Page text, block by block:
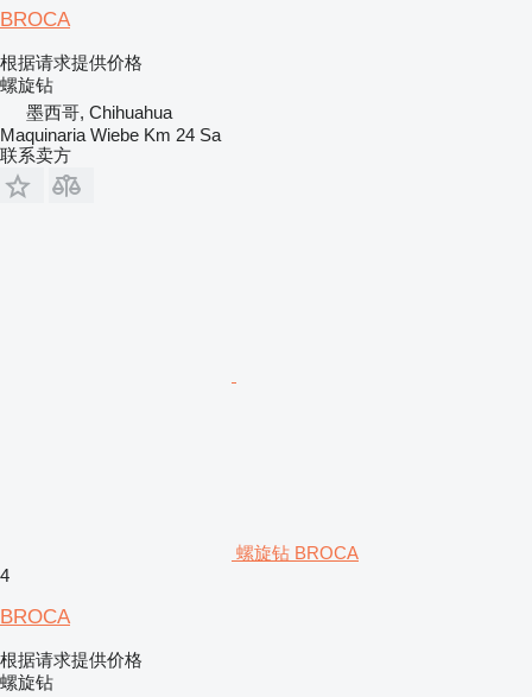
BROCA
根据请求提供价格
螺旋钻
墨西哥, Chihuahua
Maquinaria Wiebe Km 24 Sa
联系卖方
螺旋钻 BROCA
4
BROCA
根据请求提供价格
螺旋钻